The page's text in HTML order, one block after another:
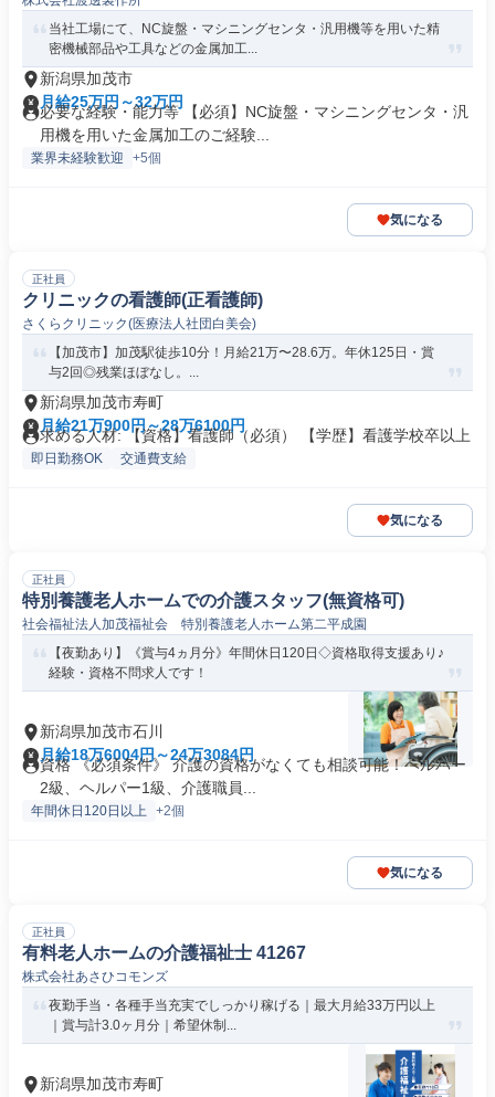
当社工場にて、NC旋盤・マシニングセンタ・汎用機等を用いた精
密機械部品や工具などの金属加工...
新潟県加茂市
月給25万円～32万円
必要な経験・能力等 【必須】NC旋盤・マシニングセンタ・汎
用機を用いた金属加工のご経験...
業界未経験歓迎 +5個
気になる
正社員
クリニックの看護師(正看護師)
さくらクリニック(医療法人社団白美会)
【加茂市】加茂駅徒歩10分！月給21万〜28.6万。年休125日・賞
与2回◎残業ほぼなし。...
新潟県加茂市寿町
月給21万900円～28万6100円
求める人材: 【資格】看護師（必須） 【学歴】看護学校卒以上
即日勤務OK 交通費支給
気になる
正社員
特別養護老人ホームでの介護スタッフ(無資格可)
社会福祉法人加茂福祉会 特別養護老人ホーム第二平成園
【夜勤あり】《賞与4ヵ月分》年間休日120日◇資格取得支援あり♪
経験・資格不問求人です！
新潟県加茂市石川
月給18万6004円～24万3084円
資格 《必須条件》 介護の資格がなくても相談可能！ヘルパー
2級、ヘルパー1級、介護職員...
年間休日120日以上 +2個
気になる
正社員
有料老人ホームの介護福祉士 41267
株式会社あさひコモンズ
夜勤手当・各種手当充実でしっかり稼げる｜最大月給33万円以上
｜賞与計3.0ヶ月分｜希望休制...
新潟県加茂市寿町